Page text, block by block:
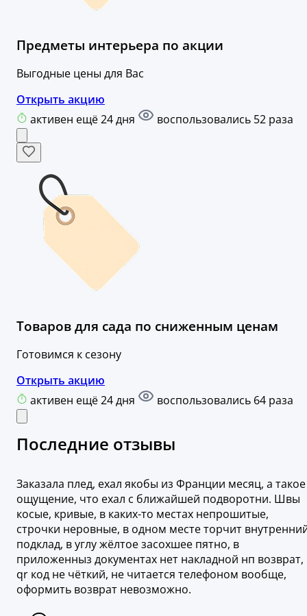
Предметы интерьера по акции
Выгодные цены для Вас
Открыть акцию
активен ещё 24 дня
воспользовались 52 раза
Товаров для сада по сниженным ценам
Готовимся к сезону
Открыть акцию
активен ещё 24 дня
воспользовались 64 раза
Последние отзывы
Заказала плед, ехал якобы из Франции месяц, а такое
ощущение, что ехал с ближайшей подворотни. Швы
косые, кривые, в каких-то местах непрошитые,
строчки неровные, в одном месте торчит
подклад, в углу жёлтое засохшее пятно, в
приложенныз документах нет накладной нп возврат,
qr код не чёткий, не читается телефоном вообще,
оформить возврат невозможно.